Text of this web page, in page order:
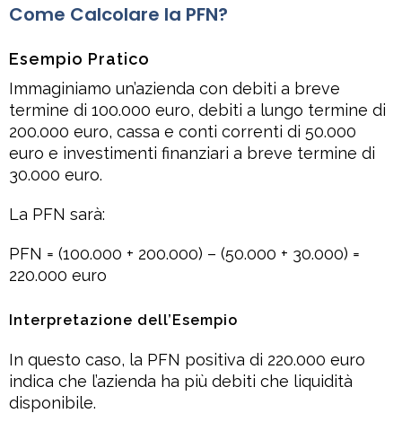
Come Calcolare la PFN?
Esempio Pratico
Immaginiamo un’azienda con debiti a breve
termine di 100.000 euro, debiti a lungo termine di
200.000 euro, cassa e conti correnti di 50.000
euro e investimenti finanziari a breve termine di
30.000 euro.
La PFN sarà:
PFN = (100.000 + 200.000) – (50.000 + 30.000) =
220.000 euro
Interpretazione dell’Esempio
In questo caso, la PFN positiva di 220.000 euro
indica che l’azienda ha più debiti che liquidità
disponibile.